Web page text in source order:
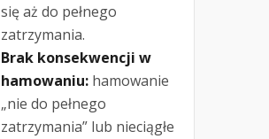
się aż do pełnego
zatrzymania.
Brak konsekwencji w
hamowaniu: hamowanie
„nie do pełnego
zatrzymania” lub nieciągłe